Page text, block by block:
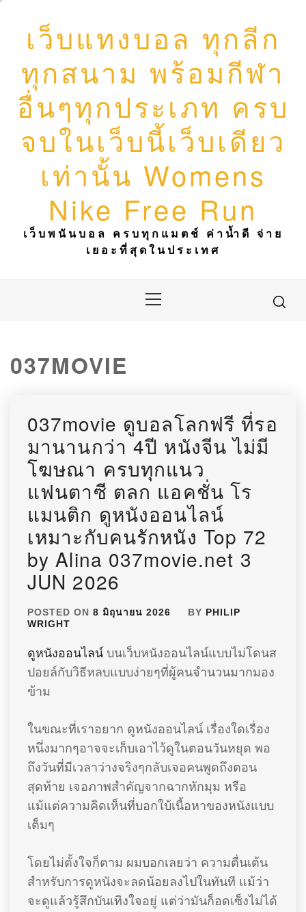
เว็บแทงบอล ทุกลีก
ทุกสนาม พร้อมกีฬา
อื่นๆทุกประเภท ครบ
จบในเว็บนี้เว็บเดียว
เท่านั้น Womens
Nike Free Run
เว็บพนันบอล ครบทุกแมตช์ ค่าน้ำดี จ่าย
เยอะที่สุดในประเทศ
Menu
037MOVIE
037movie ดูบอลโลกฟรี ที่รอ
มานานกว่า 4ปี หนังจีน ไม่มี
โฆษณา ครบทุกแนว
แฟนตาซี ตลก แอคชั่น โร
แมนติก ดูหนังออนไลน์
เหมาะกับคนรักหนัง Top 72
by Alina 037movie.net 3
JUN 2026
POSTED ON 8 มิถุนายน 2026 BY PHILIP
WRIGHT
ดูหนังออนไลน์ บนเว็บหนังออนไลน์แบบไม่โดนส
ปอยล์กับวิธีหลบแบบง่ายๆที่ผู้คนจำนวนมากมอง
ข้าม
ในขณะที่เราอยาก ดูหนังออนไลน์ เรื่องใดเรื่อง
หนึ่งมากๆอาจจะเก็บเอาไว้ดูในตอนวันหยุด พอ
ถึงวันที่มีเวลาว่างจริงๆกลับเจอคนพูดถึงตอน
สุดท้าย เจอภาพสำคัญจากฉากหักมุม หรือ
แม้แต่ความคิดเห็นที่บอกใบ้เนื้อหาของหนังแบบ
เต็มๆ
โดยไม่ตั้งใจก็ตาม ผมบอกเลยว่า ความตื่นเต้น
สำหรับการดูหนังจะลดน้อยลงไปในทันที แม้ว่า
จะดูแล้วรู้สึกบันเทิงใจอยู่ แต่ว่ามันก็อดเซ็งไม่ได้